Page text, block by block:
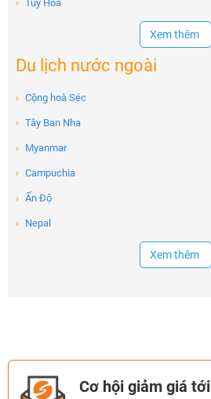
› Tuy Hoà
Xem thêm
Du lịch nước ngoài
› Cộng hoà Séc
› Tây Ban Nha
› Myanmar
› Campuchia
› Ấn Độ
› Nepal
Xem thêm
Cơ hội giảm giá tới